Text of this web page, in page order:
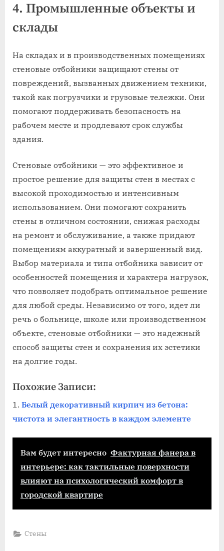
4. Промышленные объекты и
склады
На складах и в производственных помещениях
стеновые отбойники защищают стены от
повреждений, вызванных движением техники,
такой как погрузчики и грузовые тележки. Они
помогают поддерживать безопасность на
рабочем месте и продлевают срок службы
здания.
Стеновые отбойники — это эффективное и
простое решение для защиты стен в местах с
высокой проходимостью и интенсивным
использованием. Они помогают сохранить
стены в отличном состоянии, снижая расходы
на ремонт и обслуживание, а также придают
помещениям аккуратный и завершенный вид.
Выбор материала и типа отбойника зависит от
особенностей помещения и характера нагрузок,
что позволяет подобрать оптимальное решение
для любой среды. Независимо от того, идет ли
речь о больнице, школе или производственном
объекте, стеновые отбойники — это надежный
способ защиты стен и сохранения их эстетики
на долгие годы.
Похожие Записи:
Белый декоративный кирпич из бетона:
чистота и элегантность в каждом элементе
Вам будет интересно Фактурная фанера в
интерьере: как тактильные поверхности
влияют на психологический комфорт в
городской квартире
Стены